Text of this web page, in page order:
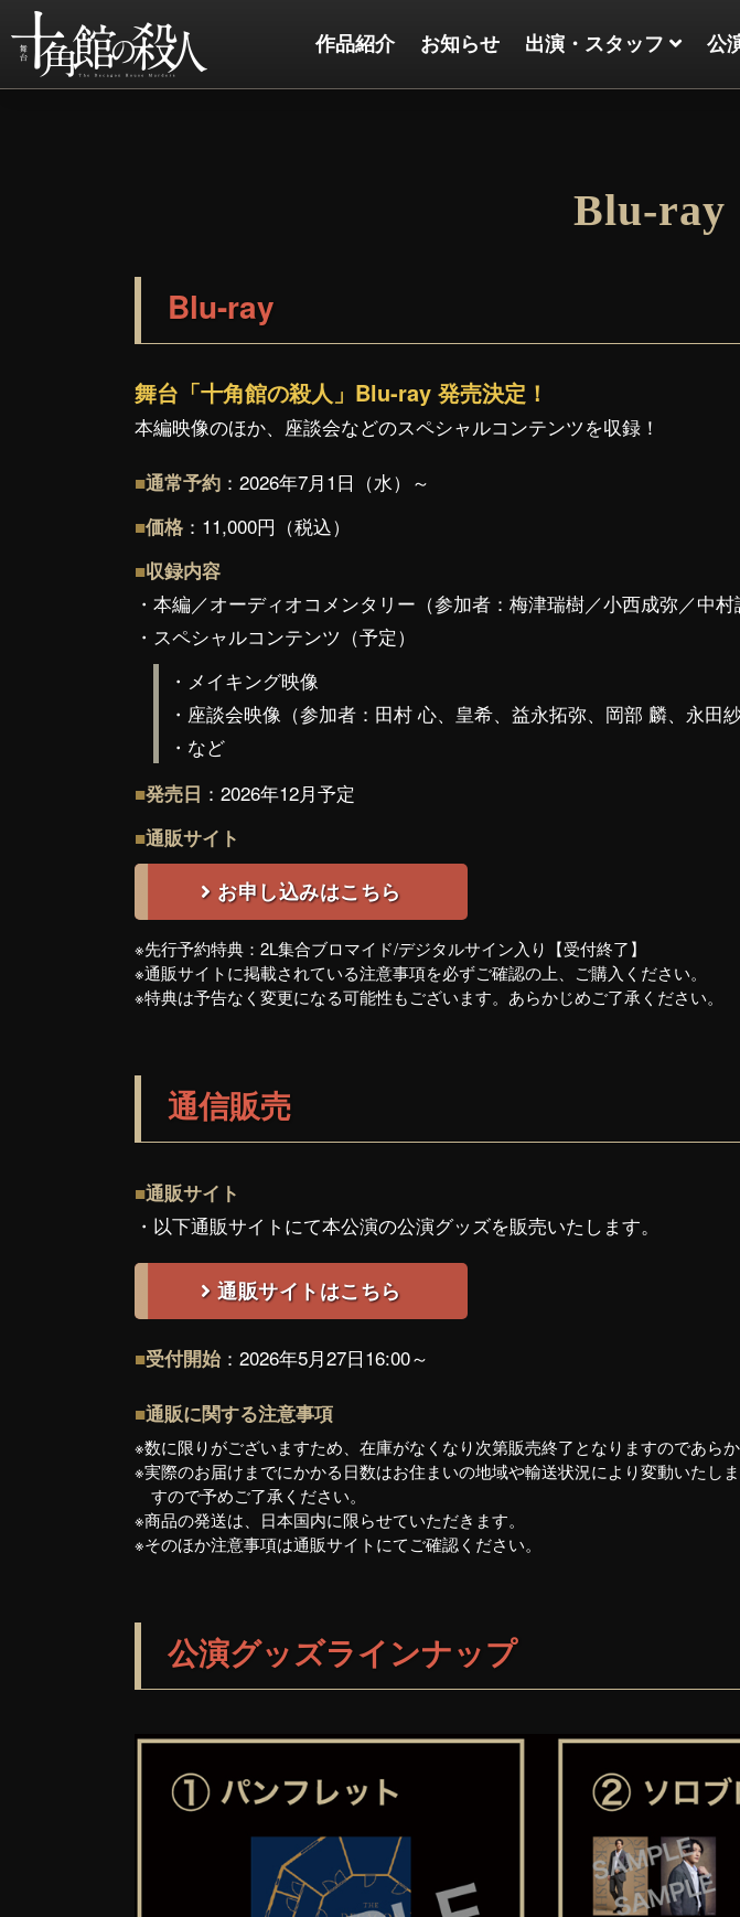
作品紹介 お知らせ 出演・スタッフ 公
Blu-ray
Blu-ray
舞台「十角館の殺人」Blu-ray 発売決定！
本編映像のほか、座談会などのスペシャルコンテンツを収録！
■通常予約 ： 2026年7月1日（水）～
■価格 ： 11,000円（税込）
■収録内容
・本編／オーディオコメンタリー（参加者：梅津瑞樹／小西成弥／中村
・スペシャルコンテンツ（予定）
・メイキング映像
・座談会映像（参加者：田村 心、皇希、益永拓弥、岡部 麟、永田
・など
■発売日 ： 2026年12月予定
■通販サイト
お申し込みはこちら
※先行予約特典：2L集合ブロマイド/デジタルサイン入り【受付終了】
※通販サイトに掲載されている注意事項を必ずご確認の上、ご購入ください。
※特典は予告なく変更になる可能性もございます。あらかじめご了承ください。
通信販売
■通販サイト
・以下通販サイトにて本公演の公演グッズを販売いたします。
通販サイトはこちら
■受付開始 ： 2026年5月27日16:00～
■通販に関する注意事項
※数に限りがございますため、在庫がなくなり次第販売終了となりますのであらか
※実際のお届けまでにかかる日数はお住まいの地域や輸送状況により変動いたし
すので予めご了承ください。
※商品の発送は、日本国内に限らせていただきます。
※そのほか注意事項は通販サイトにてご確認ください。
公演グッズラインナップ